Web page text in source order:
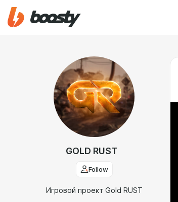
GOLD RUST
Follow
Игровой проект Gold RUST